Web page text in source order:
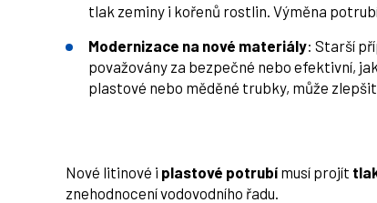
tlak zeminy i kořenů rostlin. Výměna
Modernizace na nové materiály: Starší
považovány za bezpečné nebo efektivní,
plastové nebo měděné trubky, může
Nové litinové i plastové potrubí musí projít
znehodnocení vodovodního řadu.